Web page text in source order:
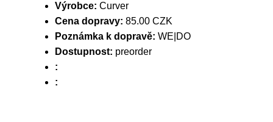
Výrobce: Curver
Cena dopravy: 85.00 CZK
Poznámka k dopravě: WE|DO
Dostupnost: preorder
:
: